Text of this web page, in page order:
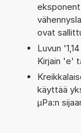
ovat
Luvun
Kirjain 'e'
käyttää
µPa:n